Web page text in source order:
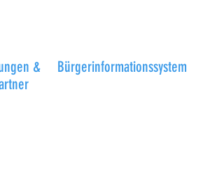
&
Bürgerinformationssystem